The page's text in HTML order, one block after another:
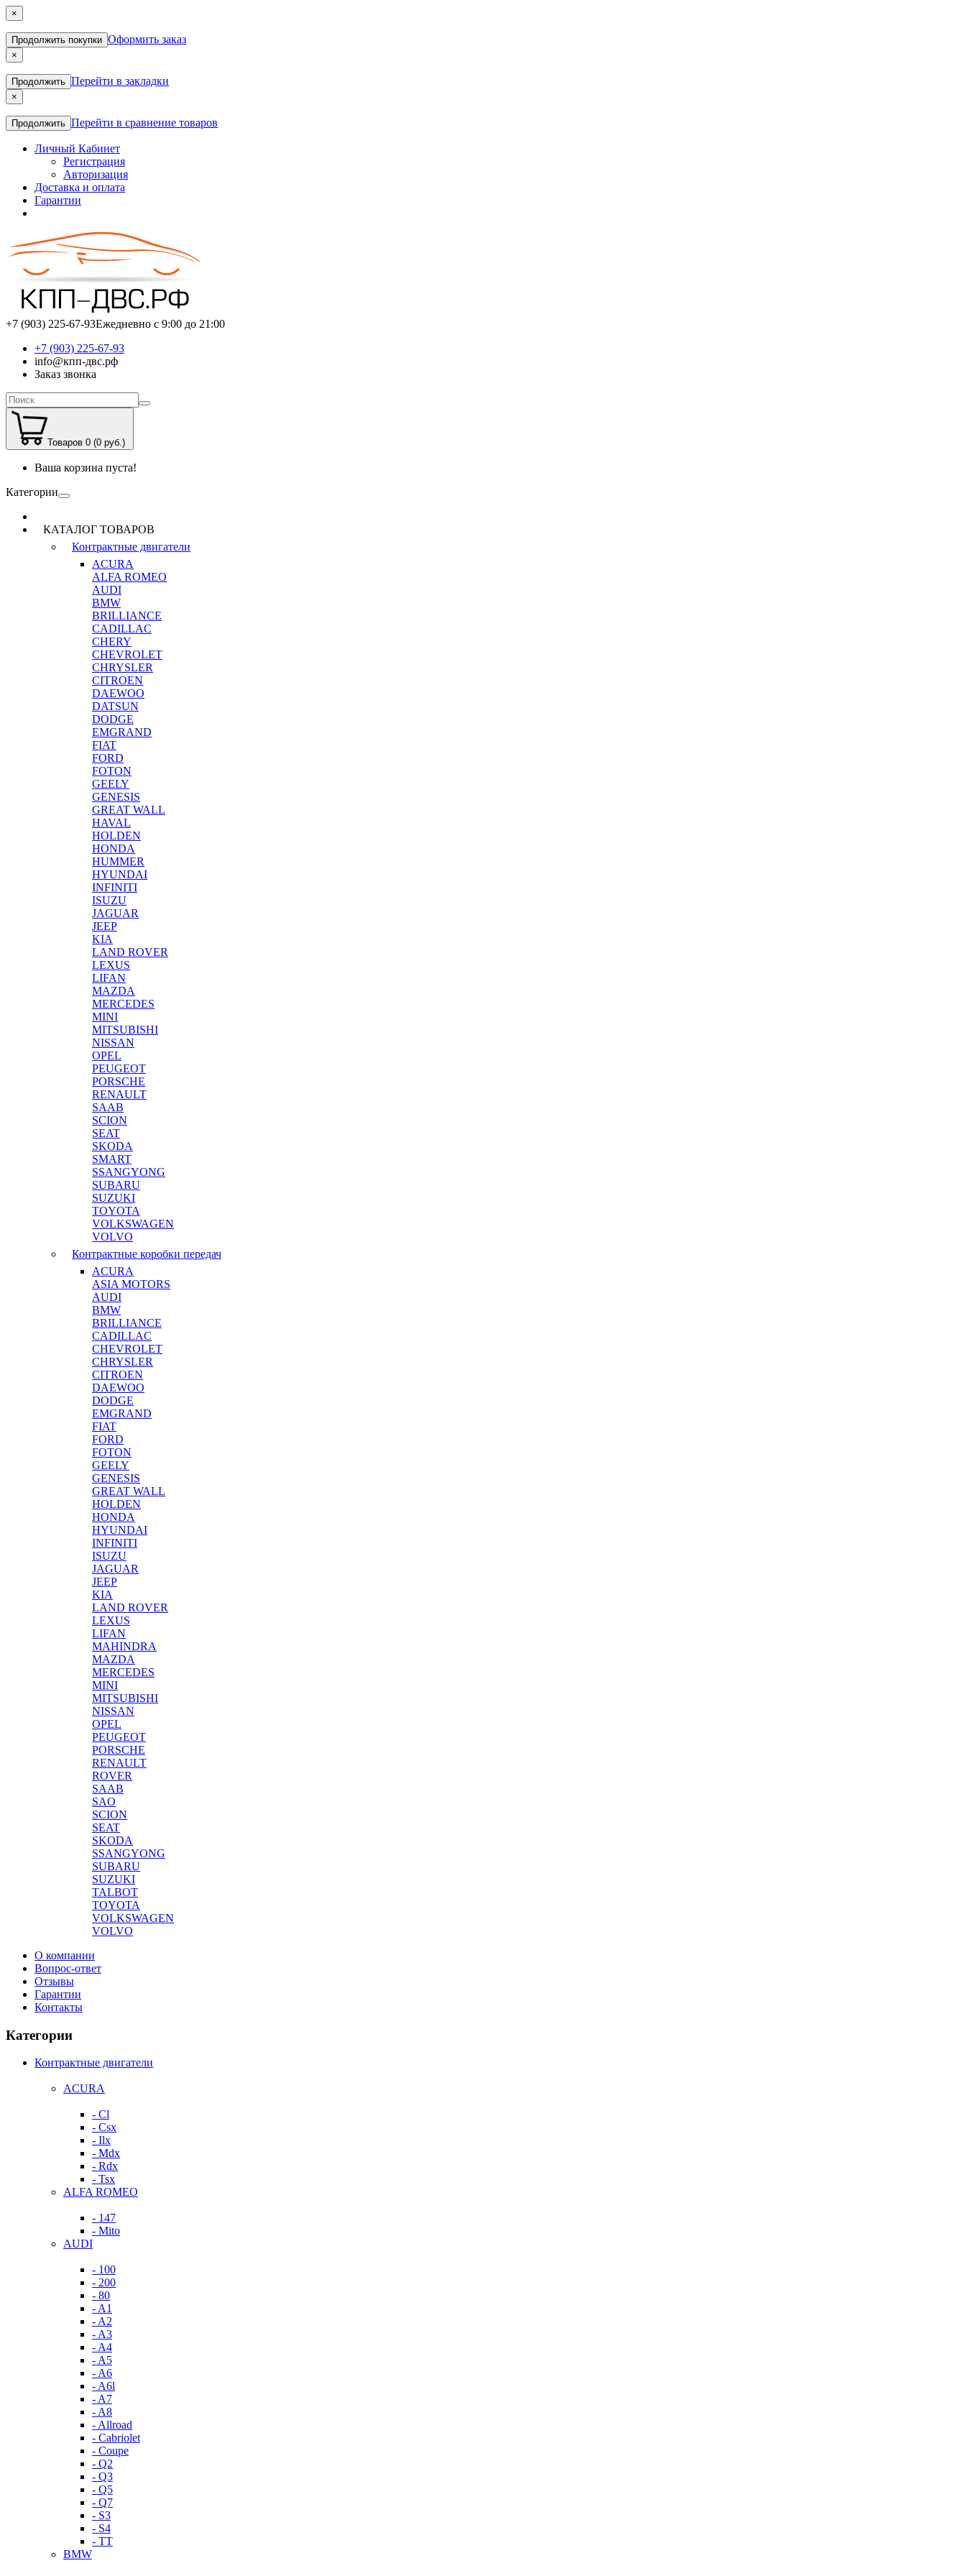
×
Продолжить покупки Оформить заказ
×
Продолжить Перейти в закладки
×
Продолжить Перейти в сравнение товаров
Личный Кабинет
Регистрация
Авторизация
Доставка и оплата
Гарантии
+7 (903) 225-67-93Ежедневно с 9:00 до 21:00
+7 (903) 225-67-93
info@кпп-двс.рф
Заказ звонка
Товаров 0 (0 руб.)
Ваша корзина пуста!
Категории
КАТАЛОГ ТОВАРОВ
Контрактные двигатели
ACURA
ALFA ROMEO
AUDI
BMW
BRILLIANCE
CADILLAC
CHERY
CHEVROLET
CHRYSLER
CITROEN
DAEWOO
DATSUN
DODGE
EMGRAND
FIAT
FORD
FOTON
GEELY
GENESIS
GREAT WALL
HAVAL
HOLDEN
HONDA
HUMMER
HYUNDAI
INFINITI
ISUZU
JAGUAR
JEEP
KIA
LAND ROVER
LEXUS
LIFAN
MAZDA
MERCEDES
MINI
MITSUBISHI
NISSAN
OPEL
PEUGEOT
PORSCHE
RENAULT
SAAB
SCION
SEAT
SKODA
SMART
SSANGYONG
SUBARU
SUZUKI
TOYOTA
VOLKSWAGEN
VOLVO
Контрактные коробки передач
ACURA
ASIA MOTORS
AUDI
BMW
BRILLIANCE
CADILLAC
CHEVROLET
CHRYSLER
CITROEN
DAEWOO
DODGE
EMGRAND
FIAT
FORD
FOTON
GEELY
GENESIS
GREAT WALL
HOLDEN
HONDA
HYUNDAI
INFINITI
ISUZU
JAGUAR
JEEP
KIA
LAND ROVER
LEXUS
LIFAN
MAHINDRA
MAZDA
MERCEDES
MINI
MITSUBISHI
NISSAN
OPEL
PEUGEOT
PORSCHE
RENAULT
ROVER
SAAB
SAO
SCION
SEAT
SKODA
SSANGYONG
SUBARU
SUZUKI
TALBOT
TOYOTA
VOLKSWAGEN
VOLVO
О компании
Вопрос-ответ
Отзывы
Гарантии
Контакты
Категории
Контрактные двигатели
ACURA
- Cl
- Csx
- Ilx
- Mdx
- Rdx
- Tsx
ALFA ROMEO
- 147
- Mito
AUDI
- 100
- 200
- 80
- A1
- A2
- A3
- A4
- A5
- A6
- A6l
- A7
- A8
- Allroad
- Cabriolet
- Coupe
- Q2
- Q3
- Q5
- Q7
- S3
- S4
- TT
BMW